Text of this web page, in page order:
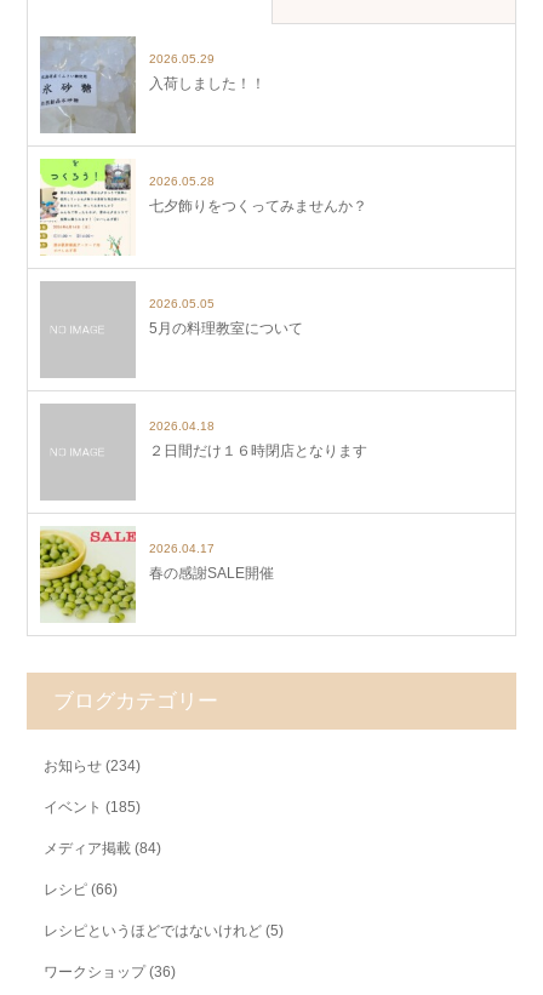
2026.05.29
入荷しました！！
2026.05.28
七夕飾りをつくってみませんか？
2026.05.05
5月の料理教室について
2026.04.18
２日間だけ１６時閉店となります
2026.04.17
春の感謝SALE開催
ブログカテゴリー
お知らせ (234)
イベント (185)
メディア掲載 (84)
レシピ (66)
レシピというほどではないけれど (5)
ワークショップ(36)